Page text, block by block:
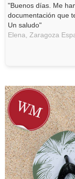
"Buenos días. Me
documentación que
Un saludo"
Elena,
Zaragoza